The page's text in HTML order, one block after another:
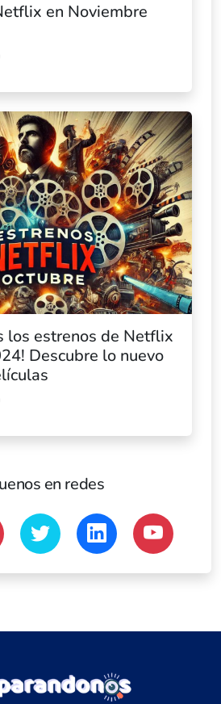
en Noviembre
los estrenos de Netflix
Descubre lo nuevo
en redes